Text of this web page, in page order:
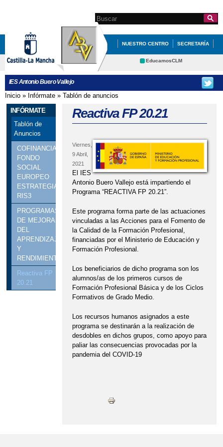
contenido
principal
Formulario de
búsqueda
Search this site
NUESTRO CENTRO SECRETARÍA
EDUCACIÓN QUÉ HACEMOS
EducamosCLM
CRFP
IES Antonio Buero Vallejo
Se encuentra usted aquí
Inicio » Infórmate » Tablón de anuncios
INFÓRMATE
Tablón de
Anuncios
COFINANCIACIÓN
FONDO
SOCIAL
EUROPEO
ESTRATEGIA
RIS3
PROGRAMAS
DE MEJORA
DEL
APRENDIZAJE
Y
RENDIMIENTO
Reactiva FP
20.21
Reactiva FP 20.21
Viernes,
9 Abril,
2021
El IES
Antonio Buero Vallejo está impartiendo el
Programa “REACTIVA FP 20.21”.
Este programa forma parte de las actuaciones
vinculadas a las Acciones para el Fomento de
la Calidad de la Formación Profesional,
financiadas por el Ministerio de Educación y
Formación Profesional.
Los beneficiarios de dicho programa son los
alumnos/as de los primeros cursos de
Formación Profesional Básica y de los Ciclos
Formativos de Grado Medio.
Los recursos humanos asignados a este
programa se destinarán a la realización de
desdobles en dichos grupos, como apoyo para
paliar las consecuencias provocadas por la
pandemia del COVID-19